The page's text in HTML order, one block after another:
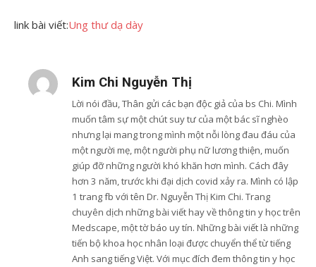
link bài viết:Ung thư dạ dày
Kim Chi Nguyễn Thị
Lời nói đầu, Thân gửi các bạn độc giả của bs Chi. Mình
muốn tâm sự một chút suy tư của một bác sĩ nghèo
nhưng lại mang trong mình một nỗi lòng đau đáu của
một người mẹ, một người phụ nữ lương thiện, muốn
giúp đỡ những người khó khăn hơn mình. Cách đây
hơn 3 năm, trước khi đại dịch covid xảy ra. Mình có lập
1 trang fb với tên Dr. Nguyễn Thị Kim Chi. Trang
chuyên dịch những bài viết hay về thông tin y học trên
Medscape, một tờ báo uy tín. Những bài viết là những
tiến bộ khoa học nhân loại được chuyển thể từ tiếng
Anh sang tiếng Việt. Với mục đích đem thông tin y học